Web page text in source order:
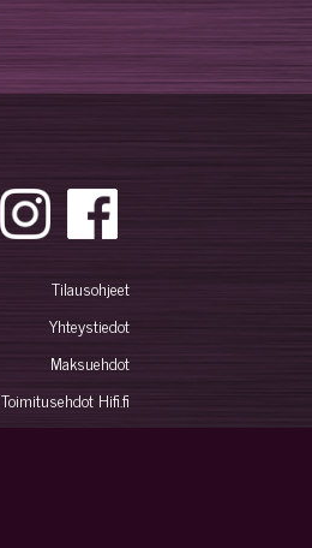
Tilausohjeet
Yhteystiedot
Maksuehdot
Toimitusehdot Hifi.fi
Peruutuslomake